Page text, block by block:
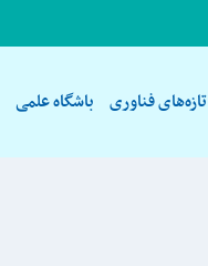
تازه‌های فناوری باشگاه علمی